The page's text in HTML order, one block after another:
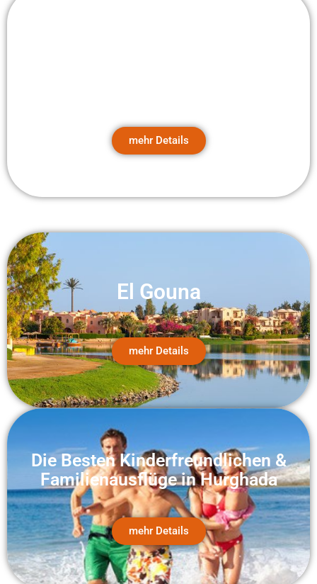
mehr Details
El Gouna
mehr Details
Die Besten Kinderfreundlichen &
Familienausflüge in Hurghada
mehr Details